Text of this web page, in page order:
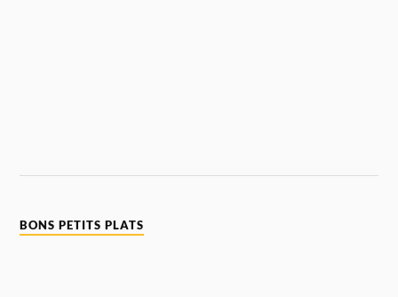
BONS PETITS PLATS